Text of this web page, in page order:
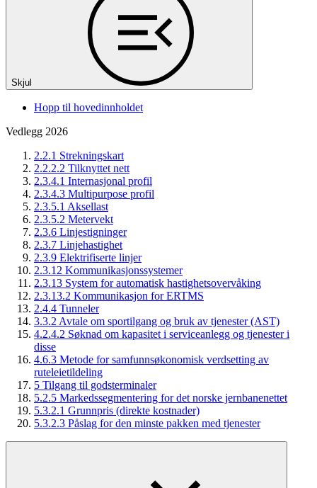
Skjul
Hopp til hovedinnholdet
Vedlegg 2026
2.2.1 Strekningskart
2.2.2.2 Tilknyttet nett
2.3.4.1 Internasjonal profil
2.3.4.3 Multipurpose profil
2.3.5.1 Aksellast
2.3.5.2 Metervekt
2.3.6 Linjestigninger
2.3.7 Linjehastighet
2.3.9 Elektrifiserte linjer
2.3.12 Kommunikasjonssystemer
2.3.13 System for automatisk hastighetsovervåking
2.3.13.2 Kommunikasjon for ERTMS
2.4.4 Tunneler
3.3.2 Avtale om sportilgang og bruk av tjenester (AST)
4.2.4.2 Søknad om kapasitet i serviceanlegg og tjenester i
disse
4.6.3 Metode for samfunnsøkonomisk verdsetting av
ruteleietildeling
5 Tilgang til godsterminaler
5.2.5 Markedssegmentering for det norske jernbanenettet
5.3.2.1 Grunnpris (direkte kostnader)
5.3.2.3 Påslag for den minste pakken med tjenester